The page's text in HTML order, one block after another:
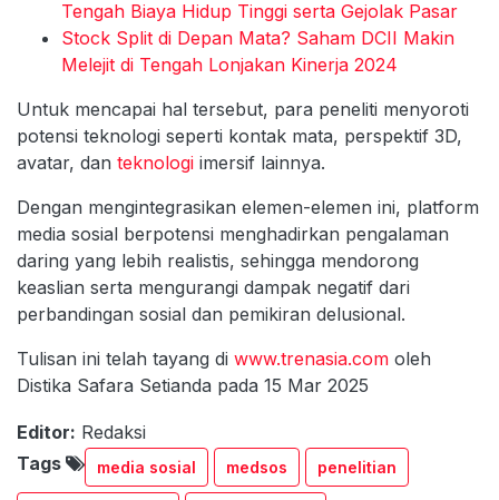
Tengah Biaya Hidup Tinggi serta Gejolak Pasar
Stock Split di Depan Mata? Saham DCII Makin
Melejit di Tengah Lonjakan Kinerja 2024
Untuk mencapai hal tersebut, para peneliti menyoroti
potensi teknologi seperti kontak mata, perspektif 3D,
avatar, dan teknologi imersif lainnya.
Dengan mengintegrasikan elemen-elemen ini, platform
media sosial berpotensi menghadirkan pengalaman
daring yang lebih realistis, sehingga mendorong
keaslian serta mengurangi dampak negatif dari
perbandingan sosial dan pemikiran delusional.
Tulisan ini telah tayang di www.trenasia.com oleh
Distika Safara Setianda pada 15 Mar 2025
Editor: Redaksi
Tags
media sosial medsos penelitian